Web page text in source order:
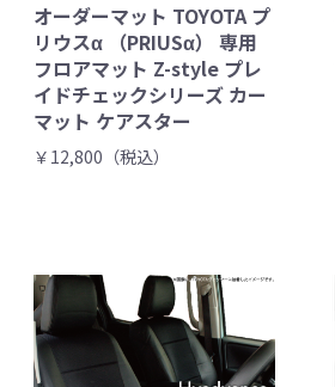
オーダーマット TOYOTA プ
リウスα （PRIUSα） 専用
フロアマット Z-style プレ
イドチェックシリーズ カー
マット ケアスター
￥12,800（税込）